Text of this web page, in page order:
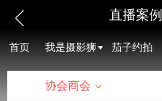
直播案例
首页 我是摄影狮 茄子约拍
协会商会